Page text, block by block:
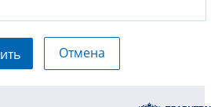
Отмена